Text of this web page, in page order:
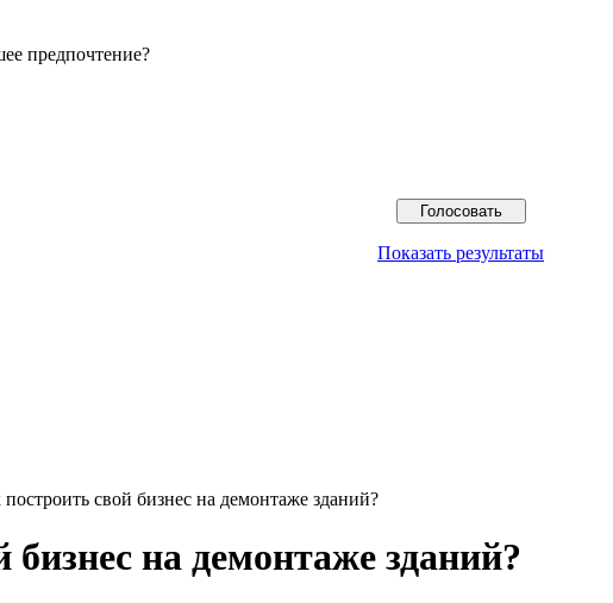
предпочтение?
Показать результаты
свой бизнес на демонтаже зданий?
на демонтаже зданий?